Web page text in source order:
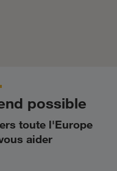
possible
toute l'Europe
aider